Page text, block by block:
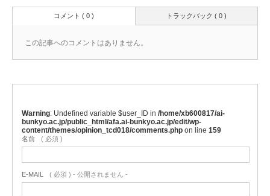
トラックバック ( 0 )
コメント ( 0 )
この記事へのコメントはありません。
Warning : Undefined variable $user_ID in /home/xb600817/ai-
bunkyo.ac.jp/public_html/afa.ai-bunkyo.ac.jp/edit/wp-
content/themes/opinion_tcd018/comments.php on line 159
名前 ( 必須 )
E-MAIL ( 必須 ) - 公開されません -